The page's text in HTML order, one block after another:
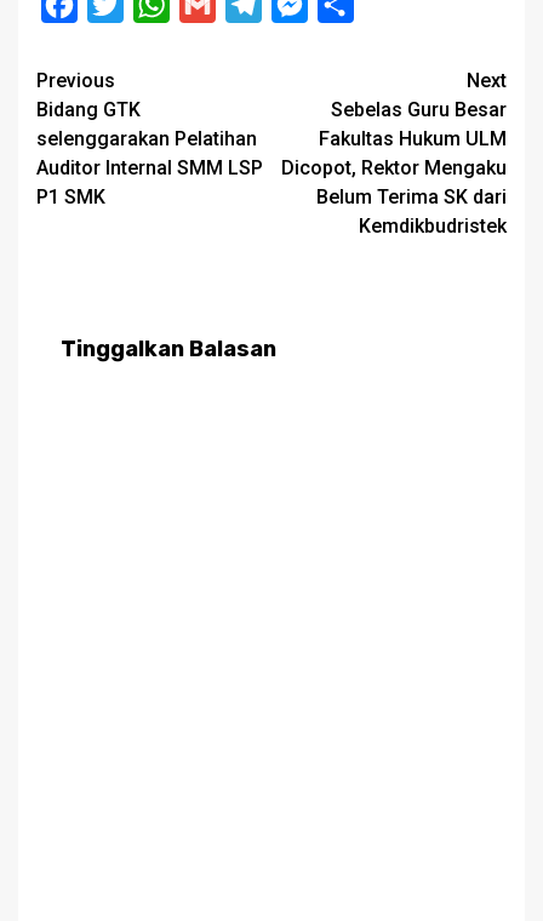
Post
navigation
Previous
Bidang GTK
selenggarakan Pelatihan
Auditor Internal SMM LSP
P1 SMK
Next
Sebelas Guru Besar
Fakultas Hukum ULM
Dicopot, Rektor Mengaku
Belum Terima SK dari
Kemdikbudristek
Tinggalkan Balasan